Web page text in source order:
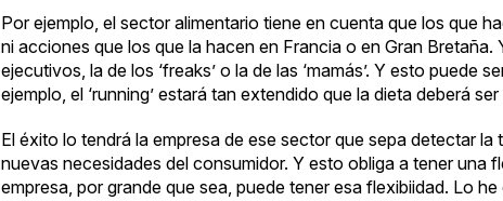
Por ejemplo, el sector alimentario tiene en cuenta que los que
ni acciones que los que la hacen en Francia o en Gran
ejecutivos, la de los ‘freaks’ o la de las ‘mamás’. Y esto
ejemplo, el ‘running’ estará tan extendido que la dieta deberá
El éxito lo tendrá la empresa de ese sector que sepa detectar
nuevas necesidades del consumidor. Y esto obliga a tener una
empresa, por grande que sea, puede tener esa flexibiidad. Lo